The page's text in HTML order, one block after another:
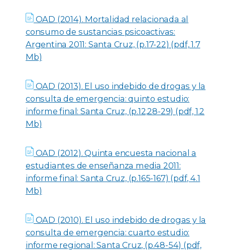
OAD (2014). Mortalidad relacionada al
consumo de sustancias psicoactivas:
Argentina 2011: Santa Cruz, (p.17-22) (pdf, 1.7
Mb)
OAD (2013). El uso indebido de drogas y la
consulta de emergencia: quinto estudio:
informe final: Santa Cruz, (p.12,28-29) (pdf, 1.2
Mb)
OAD (2012). Quinta encuesta nacional a
estudiantes de enseñanza media 2011:
informe final: Santa Cruz, (p.165-167) (pdf, 4.1
Mb)
OAD (2010). El uso indebido de drogas y la
consulta de emergencia: cuarto estudio:
informe regional: Santa Cruz, (p.48-54) (pdf,